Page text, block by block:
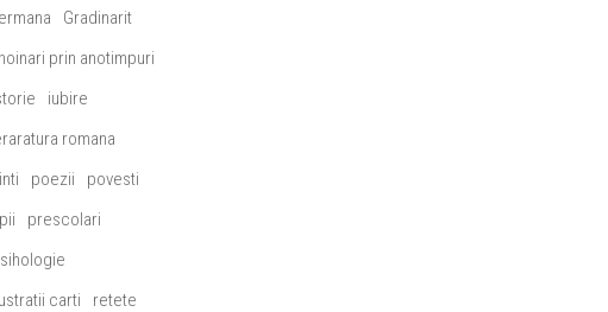
Gradinarit
hoinari prin anotimpuri
iubire
romana
poezii
povesti
prescolari
carti
retete